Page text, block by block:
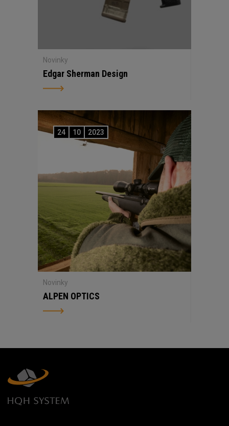
Novinky
Edgar Sherman Design
24 10 2023
Novinky
ALPEN OPTICS